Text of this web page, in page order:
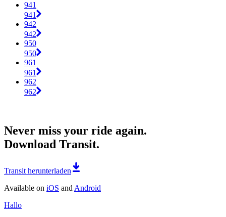
941
941
942
942
950
950
961
961
962
962
Never miss your ride again.
Download Transit.
Transit herunterladen
Available on iOS and Android
Hallo